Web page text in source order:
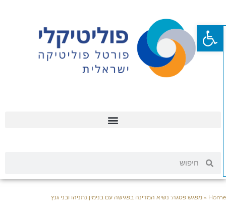
»מפגש פסגה: נשיא המדינה בפגישה עם בנימין נתניהו ובני גנץ
פתח סרגל נגישות